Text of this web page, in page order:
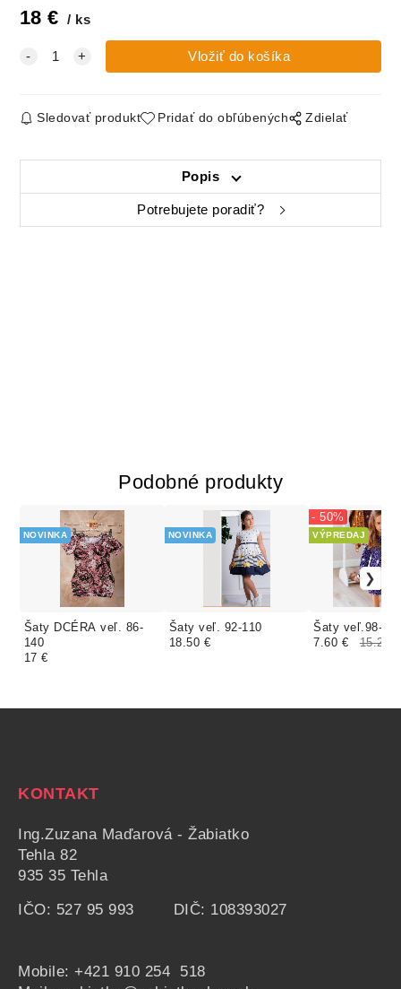
18 € ks
Sledovať produkt Pridať do obľúbených Zdielať
Popis
Potrebujete poradiť?
Podobné produkty
Šaty DCÉRA veľ. 86-
140
NOVINKA
17 €
Šaty veľ. 92-110
NOVINKA
18.50 €
Šaty veľ.98-
VÝPREDAJ
- 50%
7.60 € 15.20 €
KONTAKT
Ing.Zuzana Maďarová - Žabiatko
Tehla 82
935 35 Tehla
IČO: 527 95 993 DIČ: 108393027
Mobile: +421 910 254 518